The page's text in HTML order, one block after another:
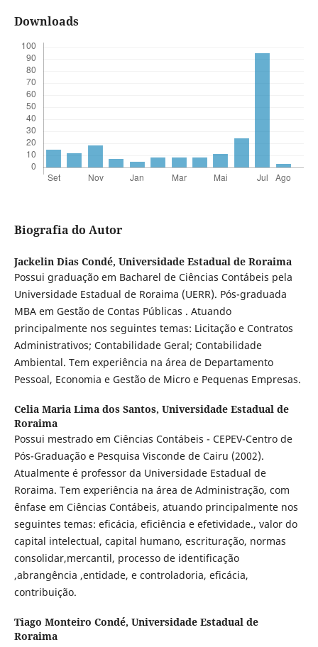
Downloads
Biografia do Autor
Jackelin Dias Condé, Universidade Estadual de Roraima
Possui graduação em Bacharel de Ciências Contábeis pela
Universidade Estadual de Roraima (UERR). Pós-graduada
MBA em Gestão de Contas Públicas . Atuando
principalmente nos seguintes temas: Licitação e Contratos
Administrativos; Contabilidade Geral; Contabilidade
Ambiental. Tem experiência na área de Departamento
Pessoal, Economia e Gestão de Micro e Pequenas Empresas.
Celia Maria Lima dos Santos, Universidade Estadual de
Roraima
Possui mestrado em Ciências Contábeis - CEPEV-Centro de
Pós-Graduação e Pesquisa Visconde de Cairu (2002).
Atualmente é professor da Universidade Estadual de
Roraima. Tem experiência na área de Administração, com
ênfase em Ciências Contábeis, atuando principalmente nos
seguintes temas: eficácia, eficiência e efetividade., valor do
capital intelectual, capital humano, escrituração, normas
consolidar,mercantil, processo de identificação
,abrangência ,entidade, e controladoria, eficácia,
contribuição.
Tiago Monteiro Condé, Universidade Estadual de
Roraima